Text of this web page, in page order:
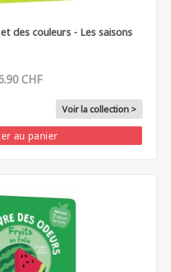
des couleurs - Les saisons
CHF
Voir la collection >
au panier